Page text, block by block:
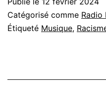
Catégorisé comme Radio
Étiqueté Musique,